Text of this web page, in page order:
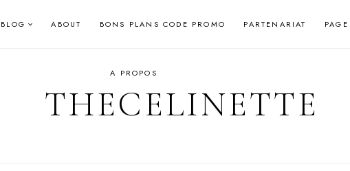
BLOG ABOUT BONS PLANS CODE PROMO PARTENARIAT
A PROPOS
THECELINETTE